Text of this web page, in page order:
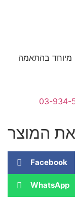
מיוחד בהתאמה
03-934-
המוצר
Facebook
WhatsApp